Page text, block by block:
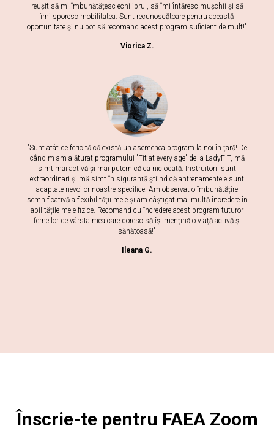
reușit să-mi îmbunătățesc echilibrul, să îmi întăresc mușchii și să
îmi sporesc mobilitatea. Sunt recunoscătoare pentru această
oportunitate și nu pot să recomand acest program suficient de mult!"
Viorica Z.
"Sunt atât de fericită că există un asemenea program la noi în țară! De
când m-am alăturat programului 'Fit at every age' de la LadyFIT, mă
simt mai activă și mai puternică ca niciodată. Instruitorii sunt
extraordinari și mă simt în siguranță știind că antrenamentele sunt
adaptate nevoilor noastre specifice. Am observat o îmbunătățire
semnificativă a flexibilității mele și am câștigat mai multă încredere în
abilitățile mele fizice. Recomand cu încredere acest program tuturor
femeilor de vârsta mea care doresc să își mențină o viață activă și
sănătoasă!"
Ileana G.
Înscrie-te pentru FAEA Zoom